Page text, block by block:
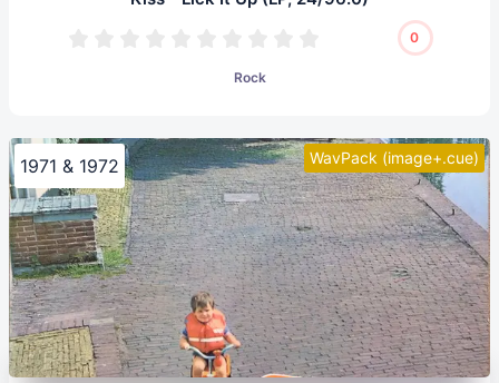
0
Rock
WavPack (image+.cue)
1971 & 1972